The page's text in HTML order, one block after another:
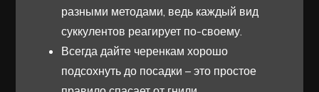
разными методами, ведь каждый вид
суккулентов реагирует по-своему.
Всегда дайте черенкам хорошо
подсохнуть до посадки – это простое